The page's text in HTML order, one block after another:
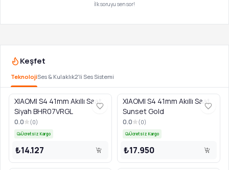
İlk soruyu sen sor!
Keşfet
TeknolojiSes & Kulaklık2'li Ses Sistemi
XIAOMI S4 41mm Akıllı Saat
Siyah BHR07VRGL
0.0 (0)
Ücretsiz Kargo
₺14.127
XIAOMI S4 41mm Akıllı Saat
Sunset Gold
0.0 (0)
Ücretsiz Kargo
₺17.950